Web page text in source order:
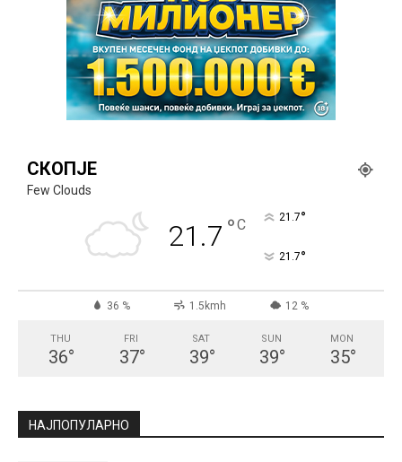
СКОПЈЕ
Few Clouds
21.7 °C 21.7°
21.7°
36 % 1.5kmh 12 %
THU
36°
FRI
37°
SAT
39°
SUN
39°
MON
35°
НАЈПОПУЛАРНО